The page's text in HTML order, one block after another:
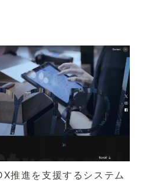
推進を支援するシステム